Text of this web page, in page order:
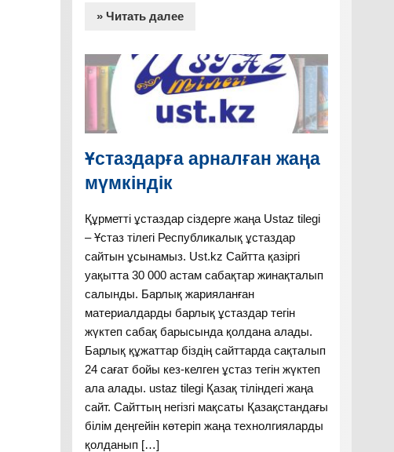
» Читать далее
Ұстаздарға арналған жаңа
мүмкіндік
Құрметті ұстаздар сіздерге жаңа Ustaz tilegi
– Ұстаз тілегі Республикалық ұстаздар
сайтын ұсынамыз. Ust.kz Сайтта қазіргі
уақытта 30 000 астам сабақтар жинақталып
салынды. Барлық жарияланған
материалдарды барлық ұстаздар тегін
жүктеп сабақ барысында қолдана алады.
Барлық құжаттар біздің сайттарда сақталып
24 сағат бойы кез-келген ұстаз тегін жүктеп
ала алады. ustaz tilegi Қазақ тіліндегі жаңа
сайт. Сайттың негізгі мақсаты Қазақстандағы
білім деңгейін көтеріп жаңа технолгияларды
қолданып […]